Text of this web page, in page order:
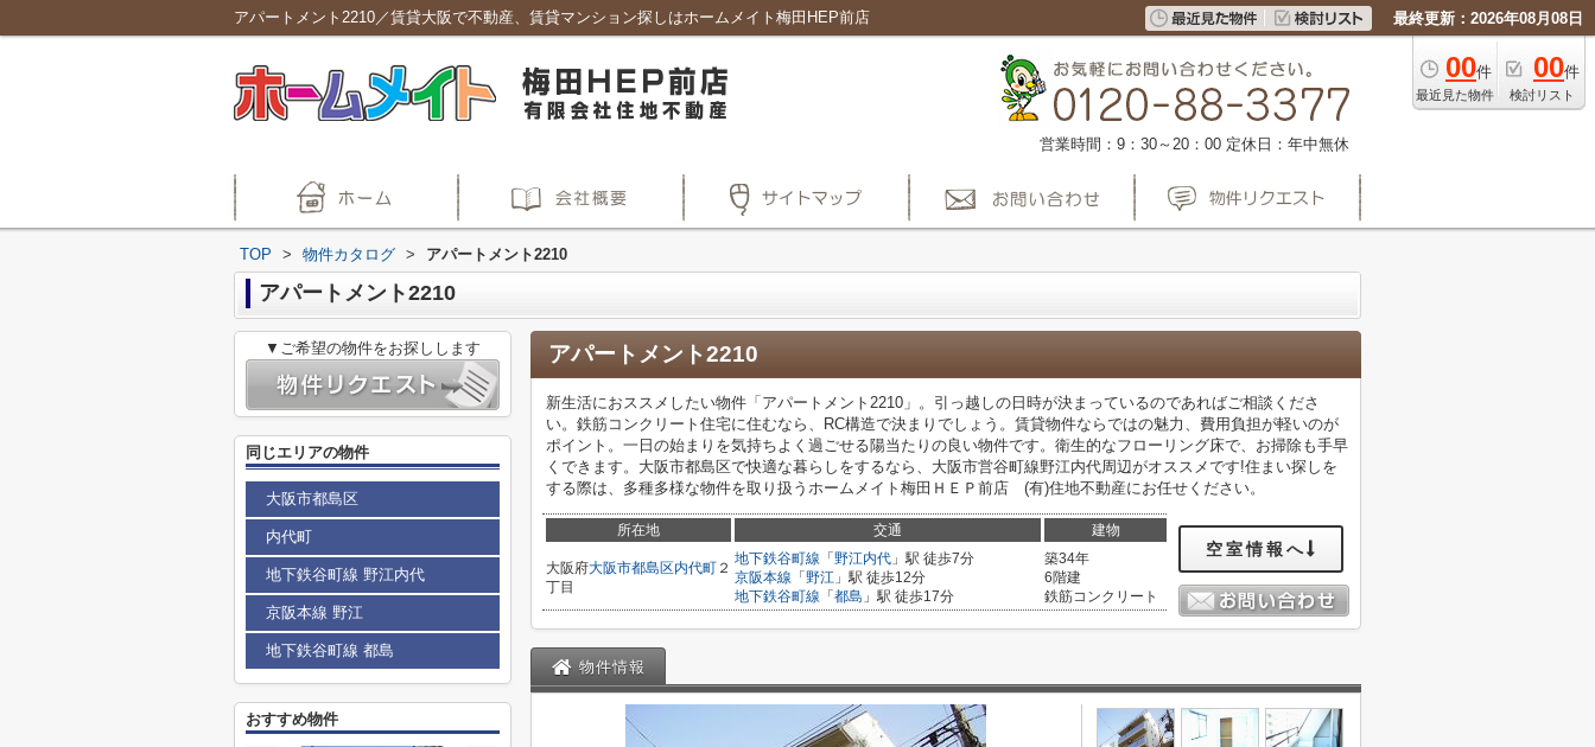
アパートメント2210／賃貸大阪で不動産、賃貸マンション探しはホームメイト梅田HEP前店 最終更新：2026年08月08日
00件
最近見た物件
00件
検討リスト
営業時間：9：30～20：00 定休日：年中無休
TOP > 物件カタログ > アパートメント2210
アパートメント2210
アパートメント2210
新生活におススメしたい物件「アパートメント2210」。引っ越しの日時が決まっているのであればご相談くださ
い。鉄筋コンクリート住宅に住むなら、RC構造で決まりでしょう。賃貸物件ならではの魅力、費用負担が軽いのが
ポイント。一日の始まりを気持ちよく過ごせる陽当たりの良い物件です。衛生的なフローリング床で、お掃除も手早
くできます。大阪市都島区で快適な暮らしをするなら、大阪市営谷町線野江内代周辺がオススメです!住まい探しを
する際は、多種多様な物件を取り扱うホームメイト梅田ＨＥＰ前店 (有)住地不動産にお任せください。
所在地 交通 建物
大阪府大阪市都島区内代町 ２
丁目
地下鉄谷町線 「 野江内代 」駅 徒歩7分
京阪本線 「 野江 」駅 徒歩12分
地下鉄谷町線 「 都島 」駅 徒歩17分
築34年
6階建
鉄筋コンクリート
空室情報へ
物件情報
▼ご希望の物件をお探しします
同じエリアの物件
大阪市都島区
内代町
地下鉄谷町線 野江内代
京阪本線 野江
地下鉄谷町線 都島
おすすめ物件